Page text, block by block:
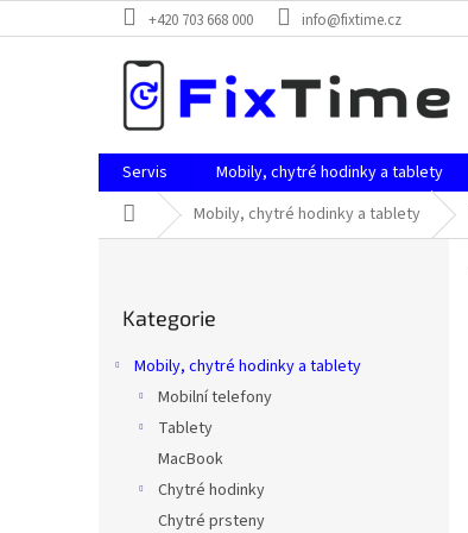
na
+420 703 668 000 info@fixtime.cz
Servis Mobily, chytré hodinky a tablety
Domů Mobily, chytré hodinky a tablety
kategorie
Kategorie
Mobily, chytré hodinky a tablety
Mobilní telefony
Tablety
MacBook
Chytré hodinky
Chytré prsteny